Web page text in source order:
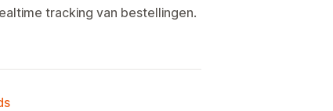
tracking van bestellingen.